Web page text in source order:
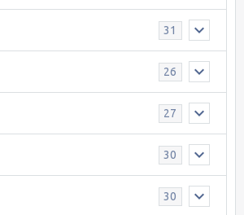
31
26
27
30
30